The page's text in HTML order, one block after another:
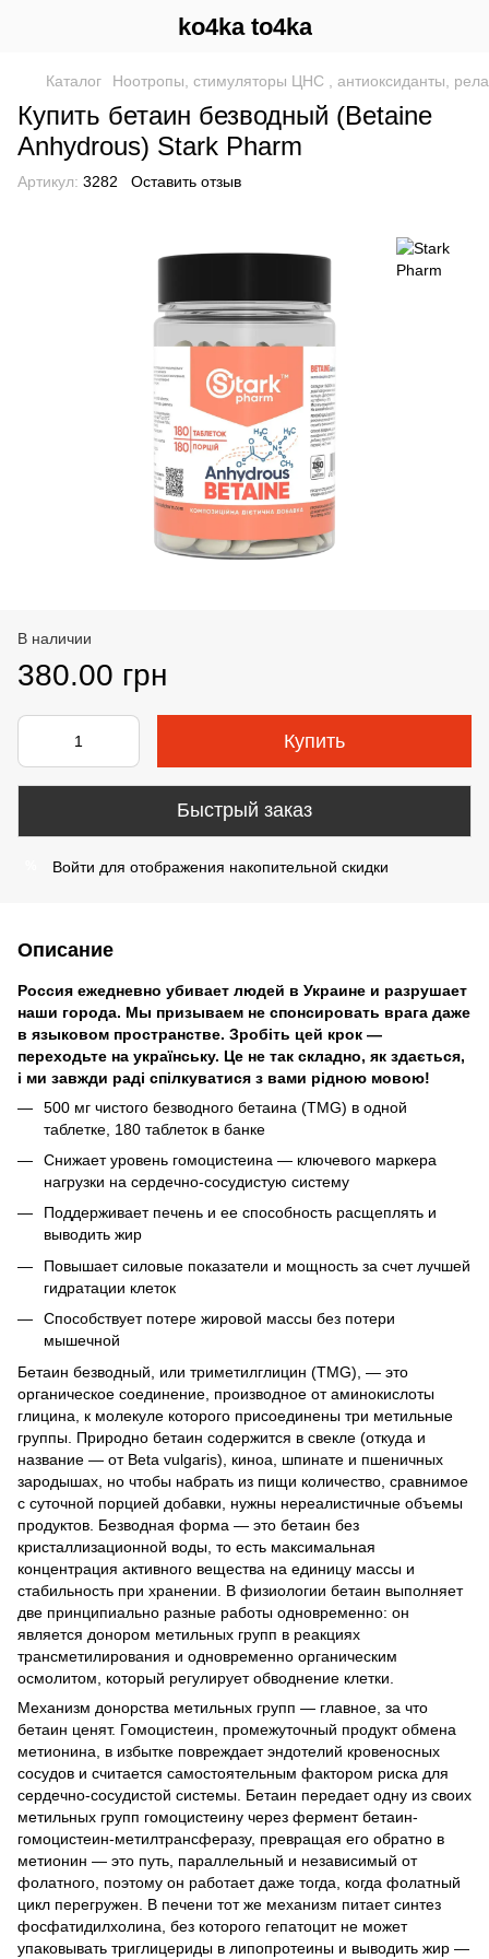
ko4ka to4ka
Каталог Ноотропы, стимуляторы ЦНС , антиоксиданты,
Купить бетаин безводный (Betaine
Anhydrous) Stark Pharm
Артикул: 3282 Оставить отзыв
В наличии
380.00 грн
Купить
Быстрый заказ
Войти для отображения накопительной скидки
Описание
Россия ежедневно убивает людей в Украине и разрушает
наши города. Мы призываем не спонсировать врага даже
в языковом пространстве. Зробіть цей крок —
переходьте на українську. Це не так складно, як здається,
і ми завжди раді спілкуватися з вами рідною мовою!
500 мг чистого безводного бетаина (TMG) в одной
таблетке, 180 таблеток в банке
Снижает уровень гомоцистеина — ключевого маркера
нагрузки на сердечно-сосудистую систему
Поддерживает печень и ее способность расщеплять и
выводить жир
Повышает силовые показатели и мощность за счет лучшей
гидратации клеток
Способствует потере жировой массы без потери
мышечной
Бетаин безводный, или триметилглицин (TMG), — это
органическое соединение, производное от аминокислоты
глицина, к молекуле которого присоединены три метильные
группы. Природно бетаин содержится в свекле (откуда и
название — от Beta vulgaris), киноа, шпинате и пшеничных
зародышах, но чтобы набрать из пищи количество, сравнимое
с суточной порцией добавки, нужны нереалистичные объемы
продуктов. Безводная форма — это бетаин без
кристаллизационной воды, то есть максимальная
концентрация активного вещества на единицу массы и
стабильность при хранении. В физиологии бетаин выполняет
две принципиально разные работы одновременно: он
является донором метильных групп в реакциях
трансметилирования и одновременно органическим
осмолитом, который регулирует обводнение клетки.
Механизм донорства метильных групп — главное, за что
бетаин ценят. Гомоцистеин, промежуточный продукт обмена
метионина, в избытке повреждает эндотелий кровеносных
сосудов и считается самостоятельным фактором риска для
сердечно-сосудистой системы. Бетаин передает одну из своих
метильных групп гомоцистеину через фермент бетаин-
гомоцистеин-метилтрансферазу, превращая его обратно в
метионин — это путь, параллельный и независимый от
фолатного, поэтому он работает даже тогда, когда фолатный
цикл перегружен. В печени тот же механизм питает синтез
фосфатидилхолина, без которого гепатоцит не может
упаковывать триглицериды в липопротеины и выводить жир —